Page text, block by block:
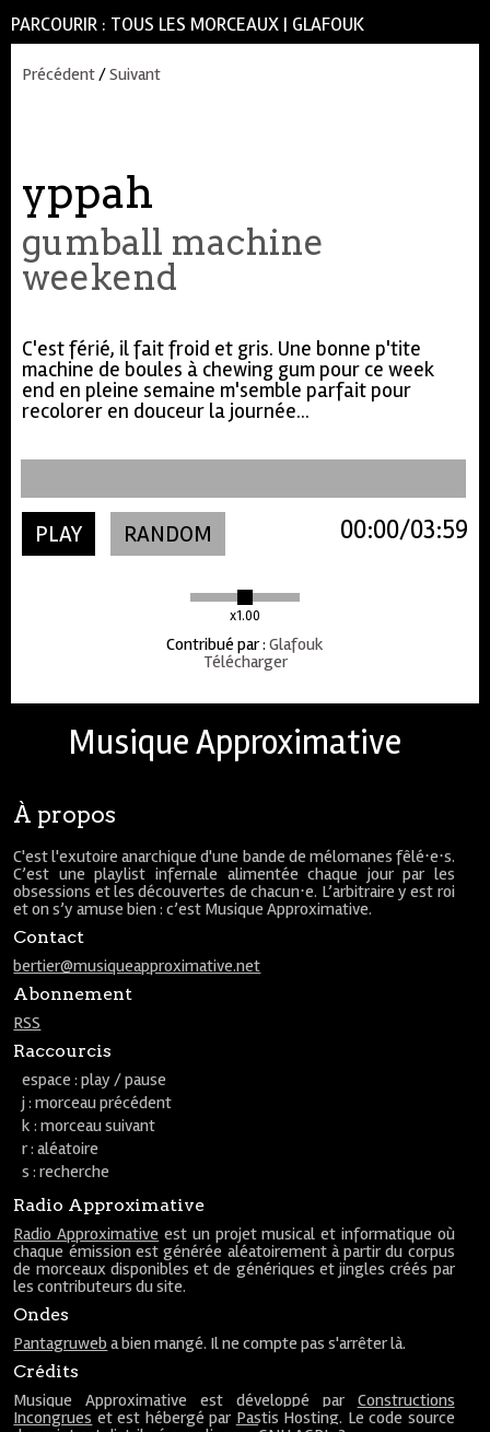
PARCOURIR : TOUS LES MORCEAUX | GLAFOUK
Précédent/Suivant
yppah
gumball machine
weekend
C'est férié, il fait froid et gris. Une bonne p'tite
machine de boules à chewing gum pour ce week
end en pleine semaine m'semble parfait pour
recolorer en douceur la journée...
PLAY RANDOM
x1.00
03:59
00:00
Contribué par: Glafouk
Télécharger
Musique Approximative
À propos
C'est l'exutoire anarchique d'une bande de mélomanes fêlé⋅e⋅s.
C’est une playlist infernale alimentée chaque jour par les
obsessions et les découvertes de chacun⋅e. L’arbitraire y est roi
et on s’y amuse bien : c’est Musique Approximative.
Contact
bertier@musiqueapproximative.net
Abonnement
RSS
Raccourcis
espace : play / pause
j : morceau précédent
k : morceau suivant
r : aléatoire
s : recherche
Radio Approximative
Radio Approximative est un projet musical et informatique où
chaque émission est générée aléatoirement à partir du corpus
de morceaux disponibles et de génériques et jingles créés par
les contributeurs du site.
Ondes
Pantagruweb a bien mangé. Il ne compte pas s'arrêter là.
Crédits
Musique Approximative est développé par Constructions
Incongrues et est hébergé par Pastis Hosting. Le code source